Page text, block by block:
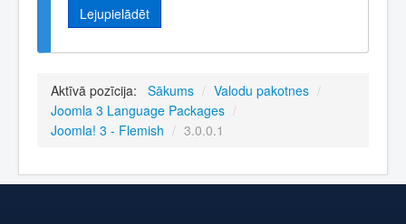
Lejupielādēt
Aktīvā pozīcija: Sākums / Valodu pakotnes /
Joomla 3 Language Packages /
Joomla! 3 - Flemish / 3.0.0.1